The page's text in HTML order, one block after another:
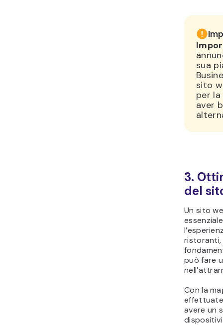
sua
sito
per
aver
3.
del
Un sito
ristoranti,
può fare
Con la
avere un